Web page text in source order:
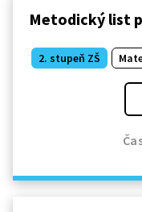
Metodický list
2. stupeň ZŠ